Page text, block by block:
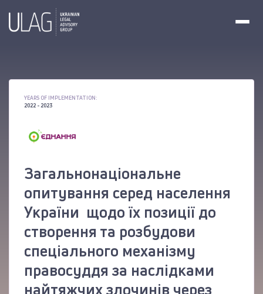
YEARS OF IMPLEMENTATION:
2022 - 2023
Загальнонаціональне
опитування серед населення
України щодо їх позиції до
створення та розбудови
спеціального механізму
правосуддя за наслідками
найтяжчих злочинів через